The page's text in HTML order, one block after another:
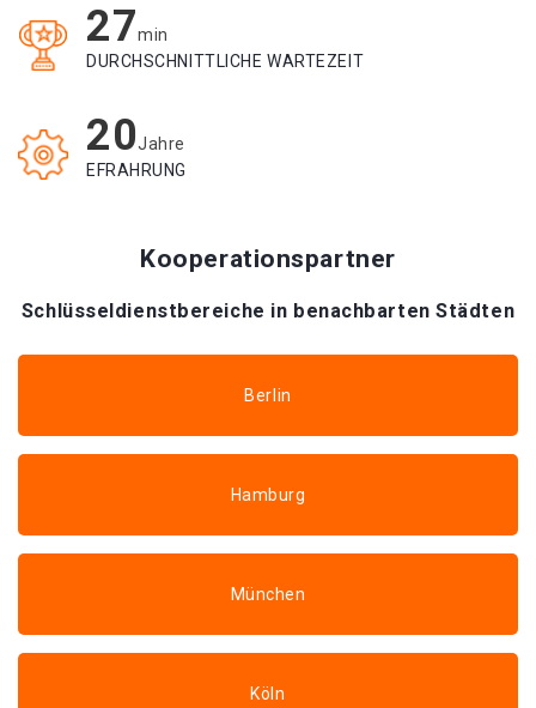
27min
DURCHSCHNITTLICHE WARTEZEIT
20Jahre
EFRAHRUNG
Kooperationspartner
Schlüsseldienstbereiche in benachbarten Städten
Berlin
Hamburg
München
Köln